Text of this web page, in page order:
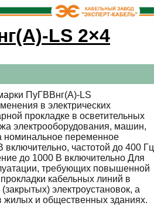
LS 2×4
ПуГВВнг(А)-LS
в электрических
прокладке в осветительных
электрооборудования, машин,
номинальное переменное
частотой до 400 Гц
до 1000 В включительно Для
требующих повышенной
кабельных линий в
электроустановок, а
жилых и общественных зданиях.